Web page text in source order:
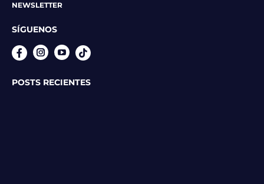
NEWSLETTER
SÍGUENOS
InstagramYouTube
POSTS RECIENTES